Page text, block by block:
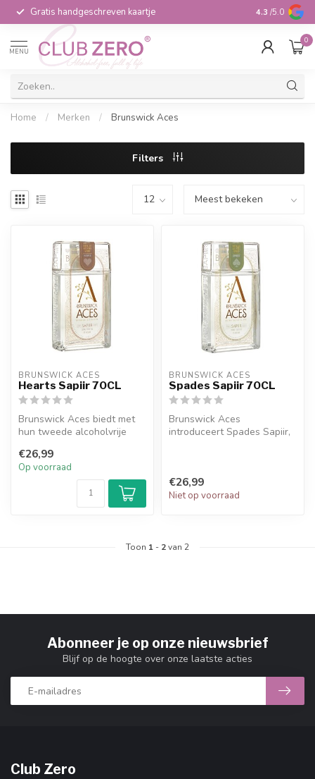
Gratis handgeschreven kaartje Voor 16:00
4.3 /5.0
MENU
0
Home / Merken / Brunswick Aces
Filters
BRUNSWICK ACES
Hearts Sapiir 70CL
Brunswick Aces biedt met
hun tweede alcoholvrije
mee...
€26,99
Op voorraad
BRUNSWICK ACES
Spades Sapiir 70CL
Brunswick Aces
introduceert Spades Sapiir,
€26,99
Niet op voorraad
Toon 1 - 2van 2
Abonneer je op onze nieuwsbrief
Blijf op de hoogte over onze laatste acties
Club Zero